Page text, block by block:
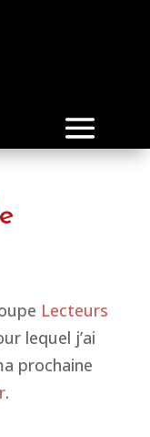
Lecteurs
lequel j’ai
prochaine
.